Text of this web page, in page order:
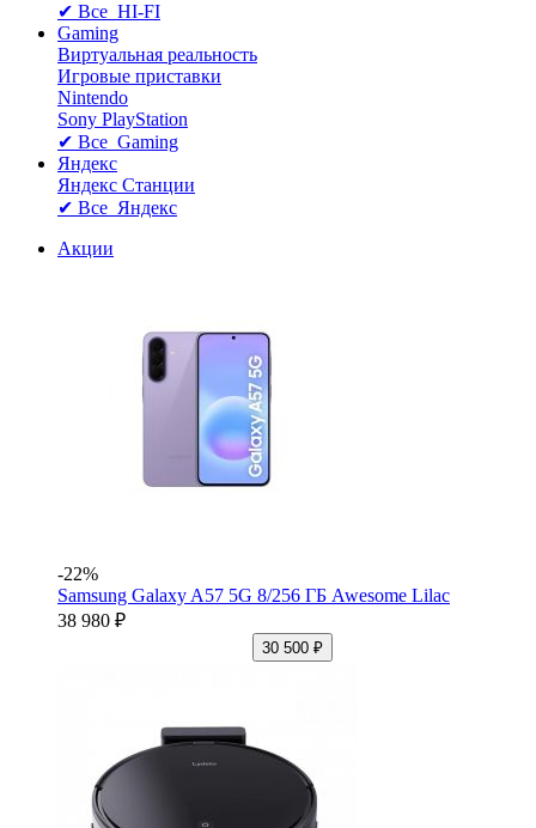
✔ Все HI-FI
Gaming
Виртуальная реальность
Игровые приставки
Nintendo
Sony PlayStation
✔ Все Gaming
Яндекс
Яндекс Станции
✔ Все Яндекс
Акции
-22%
Samsung Galaxy A57 5G 8/256 ГБ Awesome Lilac
38 980 ₽
30 500 ₽